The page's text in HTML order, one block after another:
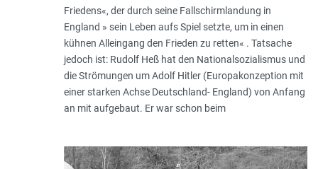
Friedens«, der durch seine Fallschirmlandung in
England » sein Leben aufs Spiel setzte, um in einen
kühnen Alleingang den Frieden zu retten« . Tatsache
jedoch ist: Rudolf Heß hat den Nationalsozialismus und
die Strömungen um Adolf Hitler (Europakonzeption mit
einer starken Achse Deutschland- England) von Anfang
an mit aufgebaut. Er war schon beim